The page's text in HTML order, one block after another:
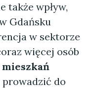
także wpływ,
Gdańsku
w sektorze
więcej osób
prowadzić do